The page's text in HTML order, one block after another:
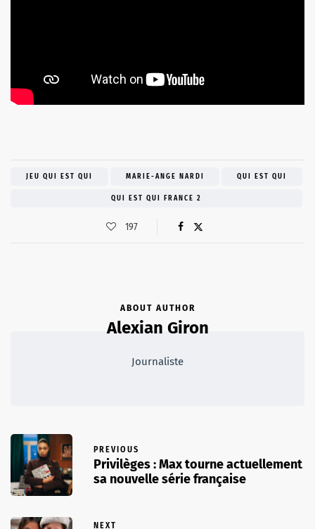
JEU QUI EST QUI MARIE-ANGE NARDI QUI EST QUI
QUI EST QUI FRANCE 2
197
ABOUT AUTHOR
Alexian Giron
Journaliste
PREVIOUS
Privilèges : Max tourne actuellement
sa nouvelle série française
NEXT